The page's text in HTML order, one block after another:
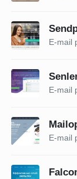
E-mail
E-mail
E-mail